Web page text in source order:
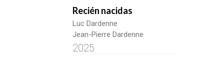
Recién nacidas
Luc Dardenne
Jean-Pierre Dardenne
2025